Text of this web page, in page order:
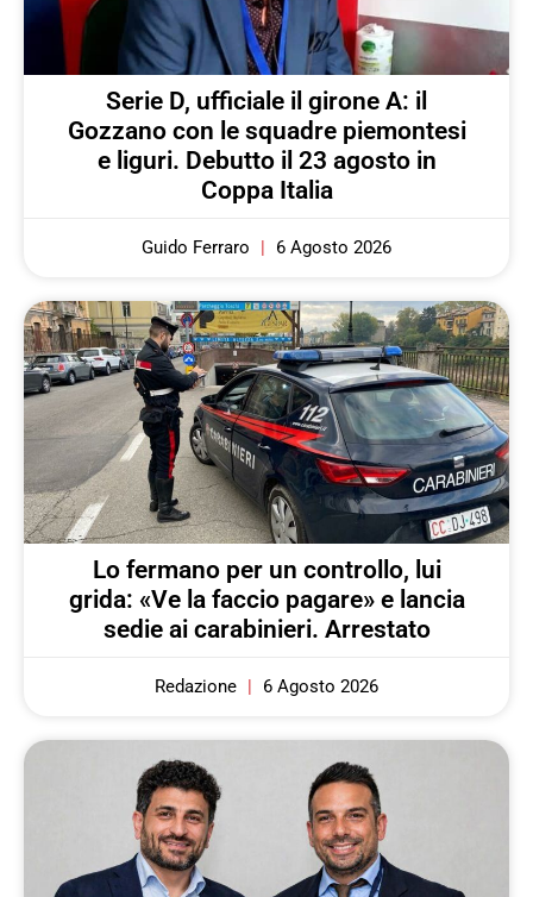
Serie D, ufficiale il girone A: il
Gozzano con le squadre piemontesi
e liguri. Debutto il 23 agosto in
Coppa Italia
Guido Ferraro 6 Agosto 2026
Lo fermano per un controllo, lui
grida: «Ve la faccio pagare» e lancia
sedie ai carabinieri. Arrestato
Redazione 6 Agosto 2026